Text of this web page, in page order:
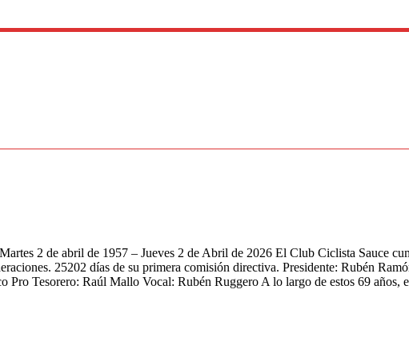
2 de abril de 1957 – Jueves 2 de Abril de 2026 El Club Ciclista Sauce
25202 días de su primera comisión directiva. Presidente: Rubén
Pro Tesorero: Raúl Mallo Vocal: Rubén Ruggero A lo largo de estos 69